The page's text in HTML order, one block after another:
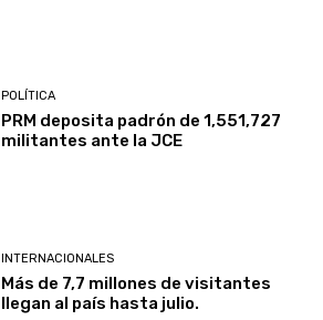
POLÍTICA
PRM deposita padrón de 1,551,727
militantes ante la JCE
INTERNACIONALES
Más de 7,7 millones de visitantes
llegan al país hasta julio.